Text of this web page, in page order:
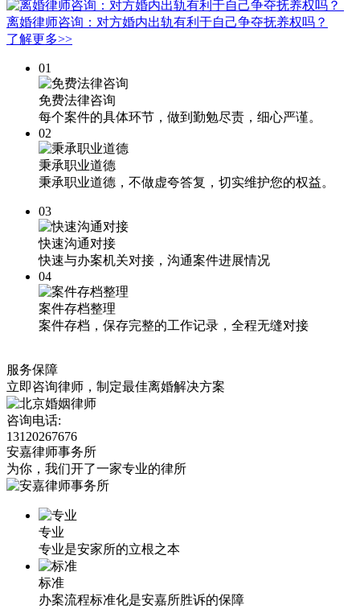
离婚律师咨询：对方婚内出轨有利于自己争夺抚养权吗？
了解更多>>
01
免费法律咨询
每个案件的具体环节，做到勤勉尽责，细心严谨。
02
秉承职业道德
秉承职业道德，不做虚夸答复，切实维护您的权益。
03
快速沟通对接
快速与办案机关对接，沟通案件进展情况
04
案件存档整理
案件存档，保存完整的工作记录，全程无缝对接
服务保障
立即咨询律师， 制定最佳离婚解决方案
咨询电话:
13120267676
安嘉律师事务所
为你，我们开了一家专业的律所
专业
专业是安家所的立根之本
标准
办案流程标准化是安嘉所胜诉的保障